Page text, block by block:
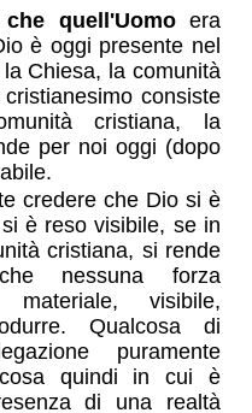
quell'Uomoera
è oggi presente nel
Chiesa, la comunità
consiste
cristiana, la
per noi oggi (dopo
credere che Dio si è
è reso visibile, se in
cristiana, si rende
nessuna forza
materiale, visibile,
Qualcosa di
puramente
quindi in cui è
di una realtà